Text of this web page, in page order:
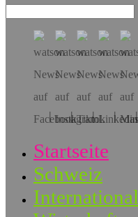
Startseite
Schweiz
International